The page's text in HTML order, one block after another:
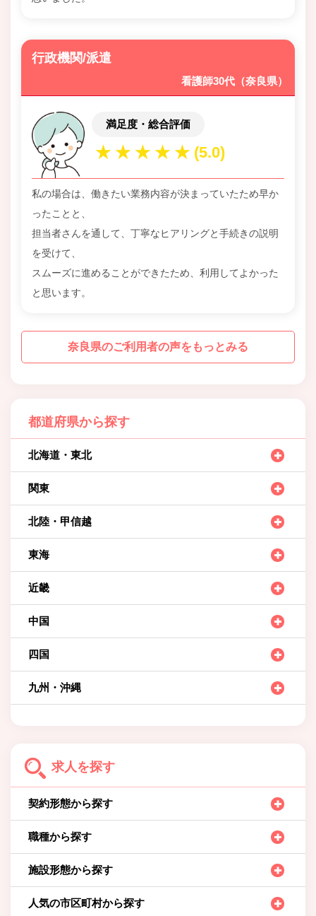
行政機関/派遣
看護師30代（奈良県）
満足度・総合評価
私の場合は、働きたい業務内容が決まっていたため早か
ったことと、
担当者さんを通して、丁寧なヒアリングと手続きの説明
を受けて、
スムーズに進めることができたため、利用してよかった
と思います。
奈良県のご利用者の声をもっとみる
都道府県から探す
北海道・東北
関東
北陸・甲信越
東海
近畿
中国
四国
九州・沖縄
求人を探す
契約形態から探す
職種から探す
施設形態から探す
人気の市区町村から探す